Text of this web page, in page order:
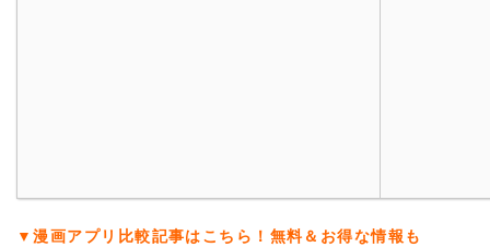
▼漫画アプリ比較記事はこちら！無料＆お得な情報も